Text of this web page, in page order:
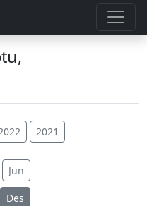
2021
Jun
Des